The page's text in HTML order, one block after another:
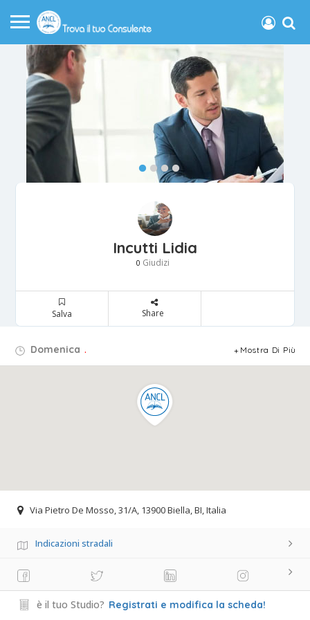
Incutti Lidia
0 Giudizi
Salva Share
Domenica . Mostra Di Più
Via Pietro De Mosso, 31/A, 13900 Biella, BI, Italia
Indicazioni stradali
è il tuo Studio? Registrati e modifica la scheda!